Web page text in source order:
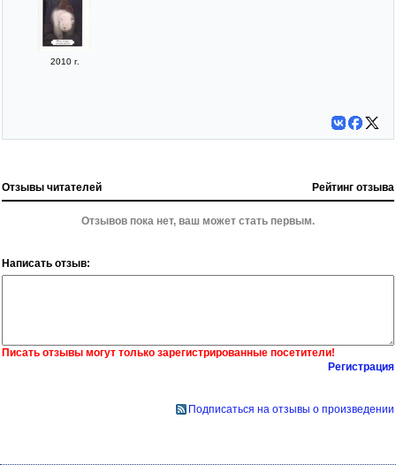
2010 г.
Отзывы читателей Рейтинг отзыва
Отзывов пока нет, ваш может стать первым.
Написать отзыв:
Писать отзывы могут только зарегистрированные посетители!
Регистрация
Подписаться на отзывы о произведении